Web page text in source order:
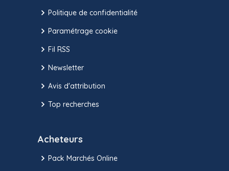
Politique de confidentialité
Paramétrage cookie
Fil RSS
Newsletter
Avis d'attribution
Top recherches
Acheteurs
Pack Marchés Online